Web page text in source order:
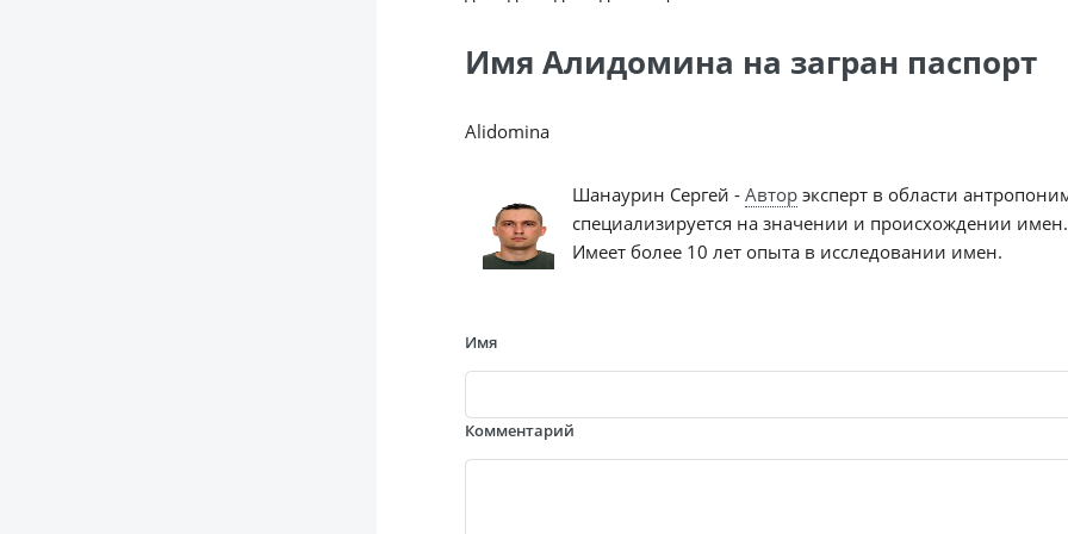
Имя Алидомина на загран паспорт
Alidomina
Шанаурин Сергей - Авторэксперт в области
специализируется на значении и происхождении имен.
Имеет более 10 лет опыта в исследовании имен.
Имя
Комментарий